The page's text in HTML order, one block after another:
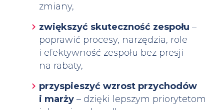
zmiany,
zwiększyć skuteczność zespołu –
poprawić procesy, narzędzia, role
i efektywność zespołu bez presji
na rabaty,
przyspieszyć wzrost przychodów
i marży – dzięki lepszym priorytetom